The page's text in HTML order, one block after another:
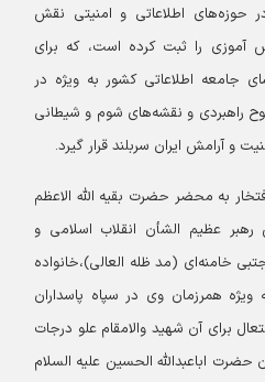
حوزه‌های اطلاعاتی و امنیتی نقش
آموزی را ثبت کرده است، که برای
اطلاعاتی کشور به ویژه در
راهبردی و نقشه‌های شوم و شیطانی
و آرامش ایران سربلند قرار گیرد.
به محضر حضرت بقیه الله الاعظم
عظیم الشأن انقلاب اسلامی و
خامنه‌ای (مد ظله العالی)،خانواده
همرزمان وی در سپاه پاسداران
برای آن شهید والامقام علو درجات
اباعبدالله الحسین علیه السلام